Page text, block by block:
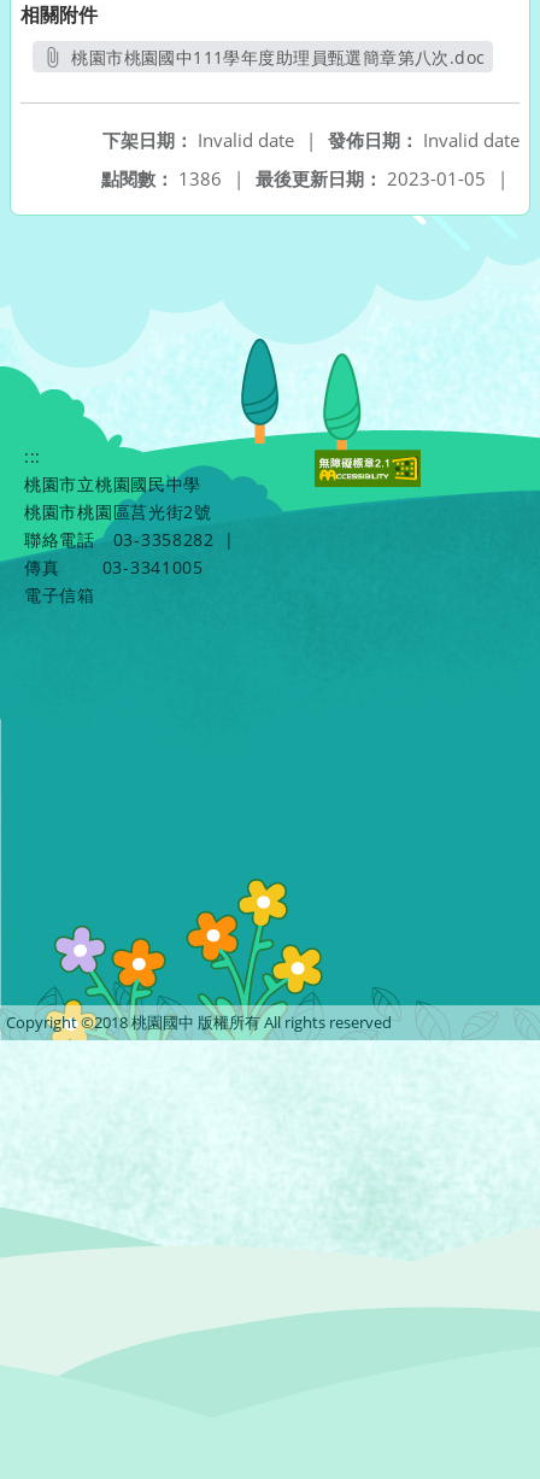
相關附件
桃園市桃園國中111學年度助理員甄選簡章第八次.doc
發佈日期： Invalid date
下架日期： Invalid date
|
最後更新日期： 2023-01-05 |
點閱數： 1386 |
:::
桃園市立桃園國民中學
桃園市桃園區莒光街2號
聯絡電話
03-3358282
|
傳真
03-3341005
電子信箱
Copyright ©2018 桃園國中 版權所有 All rights reserved